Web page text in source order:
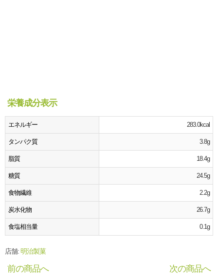
栄養成分表示
エネルギー 283.0kcal
タンパク質 3.8g
脂質 18.4g
糖質 24.5g
食物繊維 2.2g
炭水化物 26.7g
食塩相当量 0.1g
店舗: 明治製菓
前の商品へ
次の商品へ